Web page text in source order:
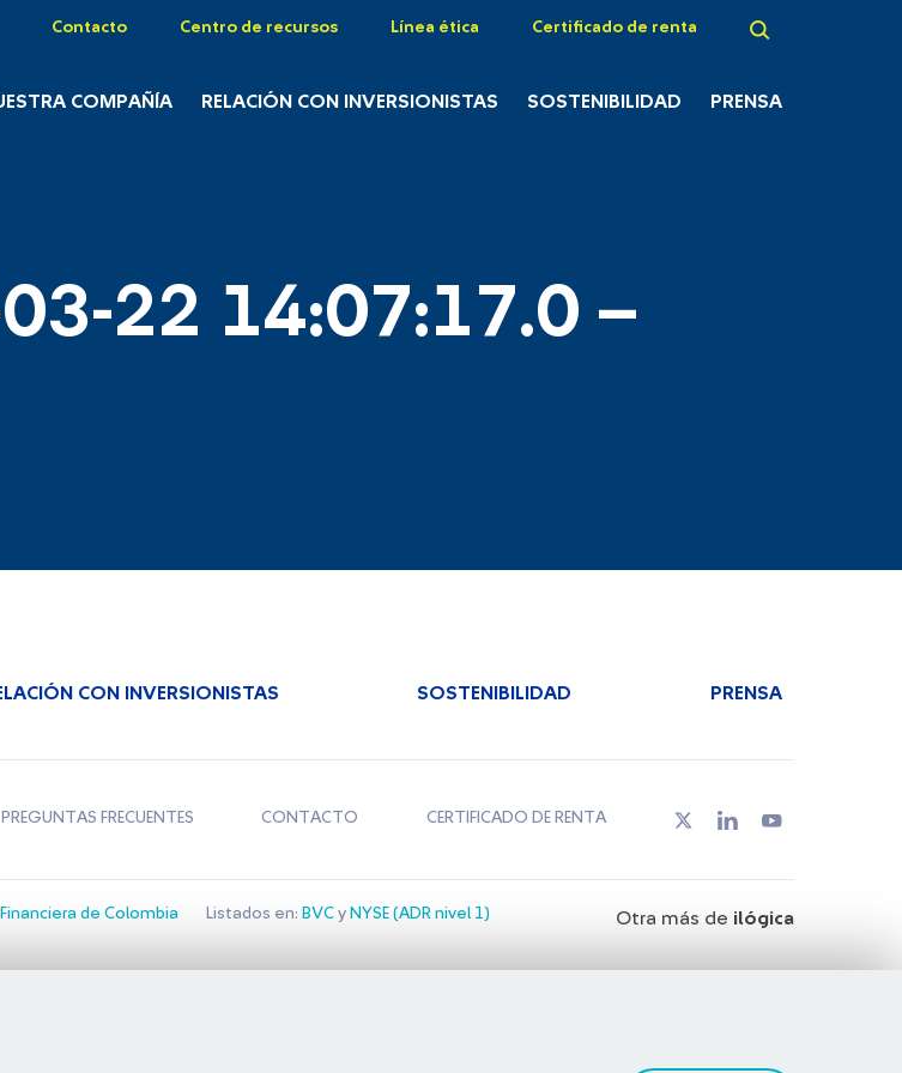
Contacto Centro de recursos Línea ética Certificado de renta
COMPAÑÍA RELACIÓN CON INVERSIONISTAS SOSTENIBILIDAD PRENSA
22 14:07:17.0 –
CON INVERSIONISTAS SOSTENIBILIDAD PRENSA
PREGUNTAS FRECUENTES CONTACTO CERTIFICADO DE RENTA
de Colombia Listados en: BVCy NYSE (ADR nivel 1) Otra más de ilógica